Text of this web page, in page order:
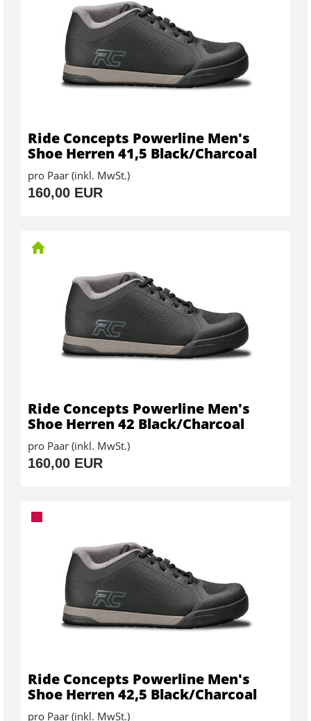
Ride Concepts Powerline Men's
Shoe Herren 41,5 Black/Charcoal
pro Paar (inkl. MwSt.)
160,00 EUR
Ride Concepts Powerline Men's
Shoe Herren 42 Black/Charcoal
pro Paar (inkl. MwSt.)
160,00 EUR
Ride Concepts Powerline Men's
Shoe Herren 42,5 Black/Charcoal
pro Paar (inkl. MwSt.)